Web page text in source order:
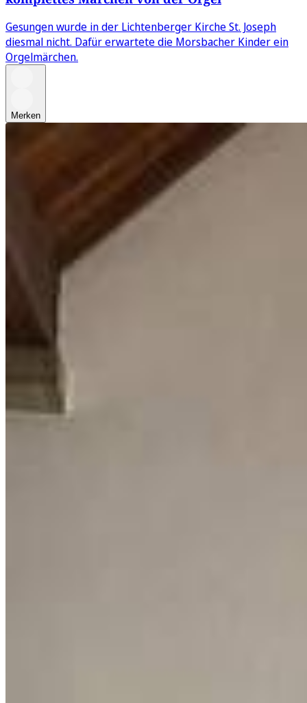
Gesungen wurde in der Lichtenberger Kirche St. Joseph
diesmal nicht. Dafür erwartete die Morsbacher Kinder ein
Orgelmärchen.
Merken